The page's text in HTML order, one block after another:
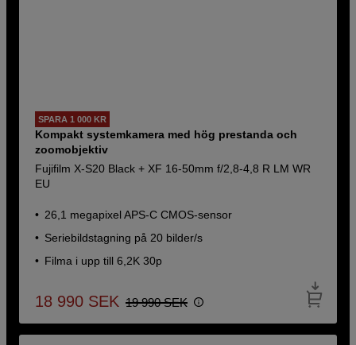
SPARA 1 000 KR
Kompakt systemkamera med hög prestanda och
zoomobjektiv
Fujifilm X-S20 Black + XF 16-50mm f/2,8-4,8 R LM WR
EU
26,1 megapixel APS-C CMOS-sensor
Seriebildstagning på 20 bilder/s
Filma i upp till 6,2K 30p
18 990 SEK 19 990 SEK